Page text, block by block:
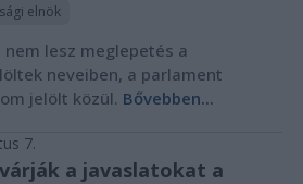
elnök
lesz meglepetés a
neveiben, a parlament
jelölt közül. Bővebben...
7.
a javaslatokat a